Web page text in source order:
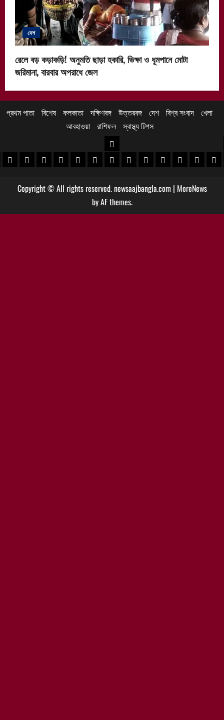
দেশ
রেলে বড় কড়াকড়ি! অনুমতি ছাড়া হকারি, ভিক্ষা ও ধূমপানে মোটা
জরিমানা, বারবার অপরাধে জেল
প্রথম পাতা বিশেষ কলকাতা দক্ষিণবঙ্গ উত্তরবঙ্গ দেশ বিশ্ব সংবাদ খেলা
আবহাওয়া
রাশিফল স্বাস্থ্য টিপস
খবর
খবর
পুরুলিয়া খবর
বাঁকুড়া খবরপশ্চিম বর্ধমান খবর
পূর্ব বর্ধমান খবর
বীরভূম খবরমুর্শিদাবাদ খবর
উত্তরবঙ্গ
কোচবিহার নিউজ
আলিপুরদুয়ার খবর
জলপাইগুড়ি খবর
শিলিগুড়ি খবর
উত্তরদক্ষিণ
Copyright © All rights reserved. newsaajbangla.com | MoreNews
by AF themes.